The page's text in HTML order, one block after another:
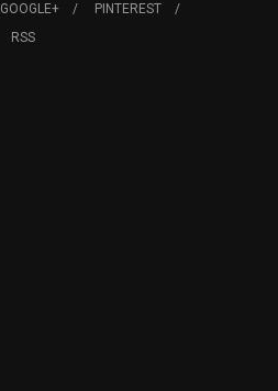
GOOGLE+
PINTEREST
RSS